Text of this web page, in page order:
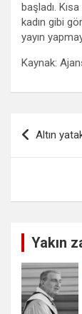
başladı.
kadın gibi
yayın
Kaynak:
Yazı
Altın
Yakın